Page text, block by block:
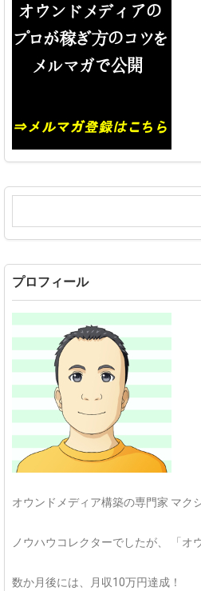
プロフィール
オウンドメディア構築の専門家 マク
ノウハウコレクターでしたが、 「オ
数か月後には、月収10万円達成！